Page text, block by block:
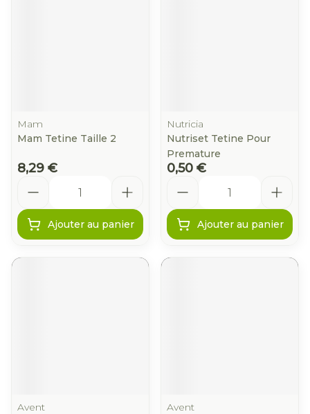
Mam
Mam Tetine Taille 2
8,29 €
Ajouter au panier
Nutricia
Nutriset Tetine Pour
Premature
0,50 €
Ajouter au panier
Avent
Avent